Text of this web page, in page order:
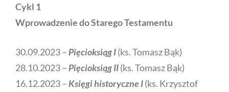
Cykl 1
Wprowadzenie do Starego Testamentu
30.09.2023 – PięcioksiągI(ks. Tomasz Bąk)
28.10.2023 – Pięcioksiąg II(ks. Tomasz Bąk)
16.12.2023 – Księgi historyczneI(ks. Krzysztof